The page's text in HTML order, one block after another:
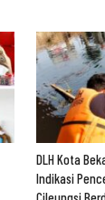
DLH Kota
Indikasi